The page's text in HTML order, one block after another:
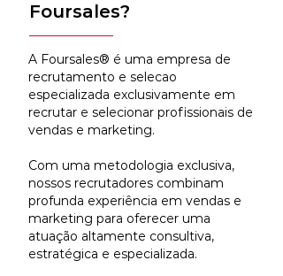
Foursales?
A Foursales® é uma empresa de
recrutamento e selecao
especializada exclusivamente em
recrutar e selecionar profissionais de
vendas e marketing.
Com uma metodologia exclusiva,
nossos recrutadores combinam
profunda experiência em vendas e
marketing para oferecer uma
atuação altamente consultiva,
estratégica e especializada.